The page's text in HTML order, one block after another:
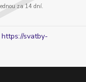
za 14 dní.
https://svatby-